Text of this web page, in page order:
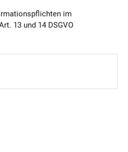
im
13 und 14 DSGVO